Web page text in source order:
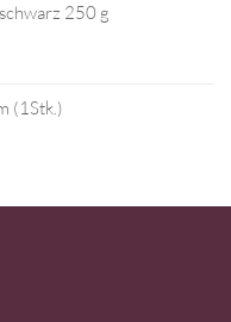
250 g
(1Stk.)